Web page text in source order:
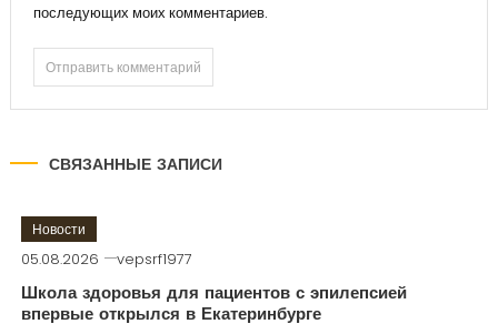
последующих моих комментариев.
СВЯЗАННЫЕ ЗАПИСИ
Новости
05.08.2026 vepsrf1977
Школа здоровья для пациентов с эпилепсией
впервые открылся в Екатеринбурге